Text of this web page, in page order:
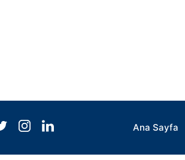
Ana Sayfa